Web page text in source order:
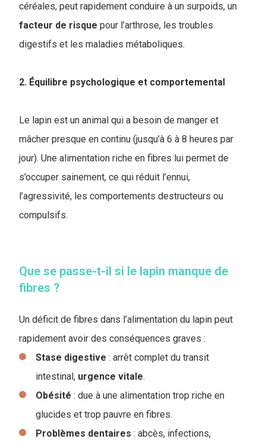
céréales, peut rapidement conduire à un surpoids, un
facteur de risque pour l’arthrose, les troubles
digestifs et les maladies métaboliques.
2. Équilibre psychologique et comportemental
Le lapin est un animal qui a besoin de manger et
mâcher presque en continu (jusqu’à 6 à 8 heures par
jour). Une alimentation riche en fibres lui permet de
s’occuper sainement, ce qui réduit l’ennui,
l’agressivité, les comportements destructeurs ou
compulsifs.
Que se passe-t-il si le lapin manque de
fibres ?
Un déficit de fibres dans l’alimentation du lapin peut
rapidement avoir des conséquences graves :
Stase digestive : arrêt complet du transit
intestinal, urgence vitale.
Obésité : due à une alimentation trop riche en
glucides et trop pauvre en fibres.
Problèmes dentaires : abcès, infections,